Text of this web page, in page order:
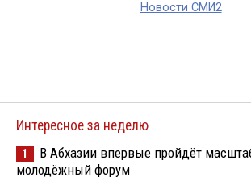
Новости СМИ2
Интересное за неделю
1
В Абхазии впервые пройдёт
молодёжный форум